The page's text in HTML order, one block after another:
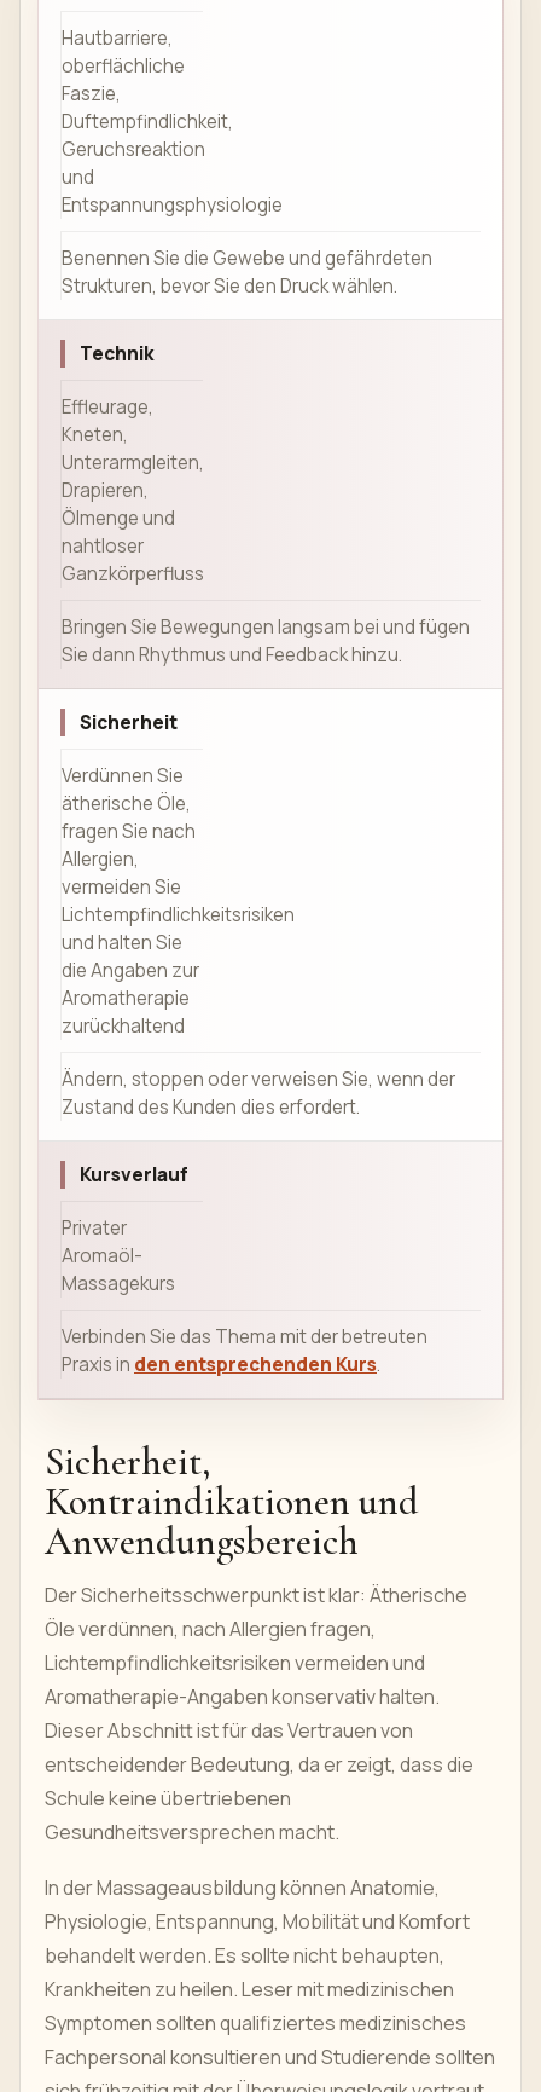
Hautbarriere,
oberflächliche
Faszie,
Duftempfindlichkeit,
Geruchsreaktion
und
Entspannungsphysiologie
Benennen Sie die Gewebe und gefährdeten
Strukturen, bevor Sie den Druck wählen.
Technik
Effleurage,
Kneten,
Unterarmgleiten,
Drapieren,
Ölmenge und
nahtloser
Ganzkörperfluss
Bringen Sie Bewegungen langsam bei und fügen
Sie dann Rhythmus und Feedback hinzu.
Sicherheit
Verdünnen Sie
ätherische Öle,
fragen Sie nach
Allergien,
vermeiden Sie
Lichtempfindlichkeitsrisiken
und halten Sie
die Angaben zur
Aromatherapie
zurückhaltend
Ändern, stoppen oder verweisen Sie, wenn der
Zustand des Kunden dies erfordert.
Kursverlauf
Privater
Aromaöl-
Massagekurs
Verbinden Sie das Thema mit der betreuten
Praxis in den entsprechenden Kurs.
Sicherheit,
Kontraindikationen und
Anwendungsbereich
Der Sicherheitsschwerpunkt ist klar: Ätherische
Öle verdünnen, nach Allergien fragen,
Lichtempfindlichkeitsrisiken vermeiden und
Aromatherapie-Angaben konservativ halten.
Dieser Abschnitt ist für das Vertrauen von
entscheidender Bedeutung, da er zeigt, dass die
Schule keine übertriebenen
Gesundheitsversprechen macht.
In der Massageausbildung können Anatomie,
Physiologie, Entspannung, Mobilität und Komfort
behandelt werden. Es sollte nicht behaupten,
Krankheiten zu heilen. Leser mit medizinischen
Symptomen sollten qualifiziertes medizinisches
Fachpersonal konsultieren und Studierende sollten